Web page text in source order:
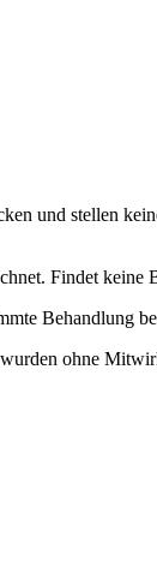
und stellen
Findet keine
Behandlung
ohne